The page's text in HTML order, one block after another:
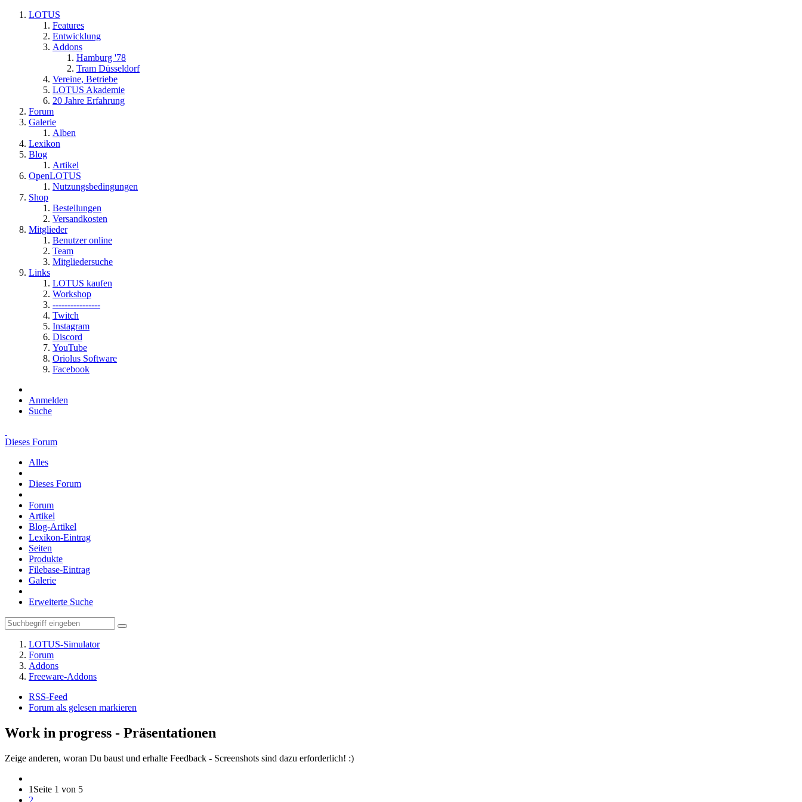
LOTUS
Features
Entwicklung
Addons
Hamburg '78
Tram Düsseldorf
Vereine, Betriebe
LOTUS Akademie
20 Jahre Erfahrung
Forum
Galerie
Alben
Lexikon
Blog
Artikel
OpenLOTUS
Nutzungsbedingungen
Shop
Bestellungen
Versandkosten
Mitglieder
Benutzer online
Team
Mitgliedersuche
Links
LOTUS kaufen
Workshop
----------------
Twitch
Instagram
Discord
YouTube
Oriolus Software
Facebook
Anmelden
Suche
Dieses Forum
Alles
Dieses Forum
Forum
Artikel
Blog-Artikel
Lexikon-Eintrag
Seiten
Produkte
Filebase-Eintrag
Galerie
Erweiterte Suche
LOTUS-Simulator
Forum
Addons
Freeware-Addons
RSS-Feed
Forum als gelesen markieren
Work in progress - Präsentationen
Zeige anderen, woran Du baust und erhalte Feedback - Screenshots sind dazu erforderlich! :)
1 Seite 1 von 5
2